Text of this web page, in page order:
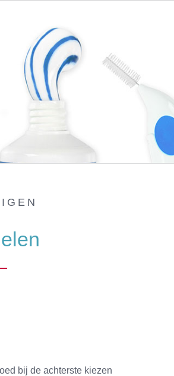
bij de achterste kiezen